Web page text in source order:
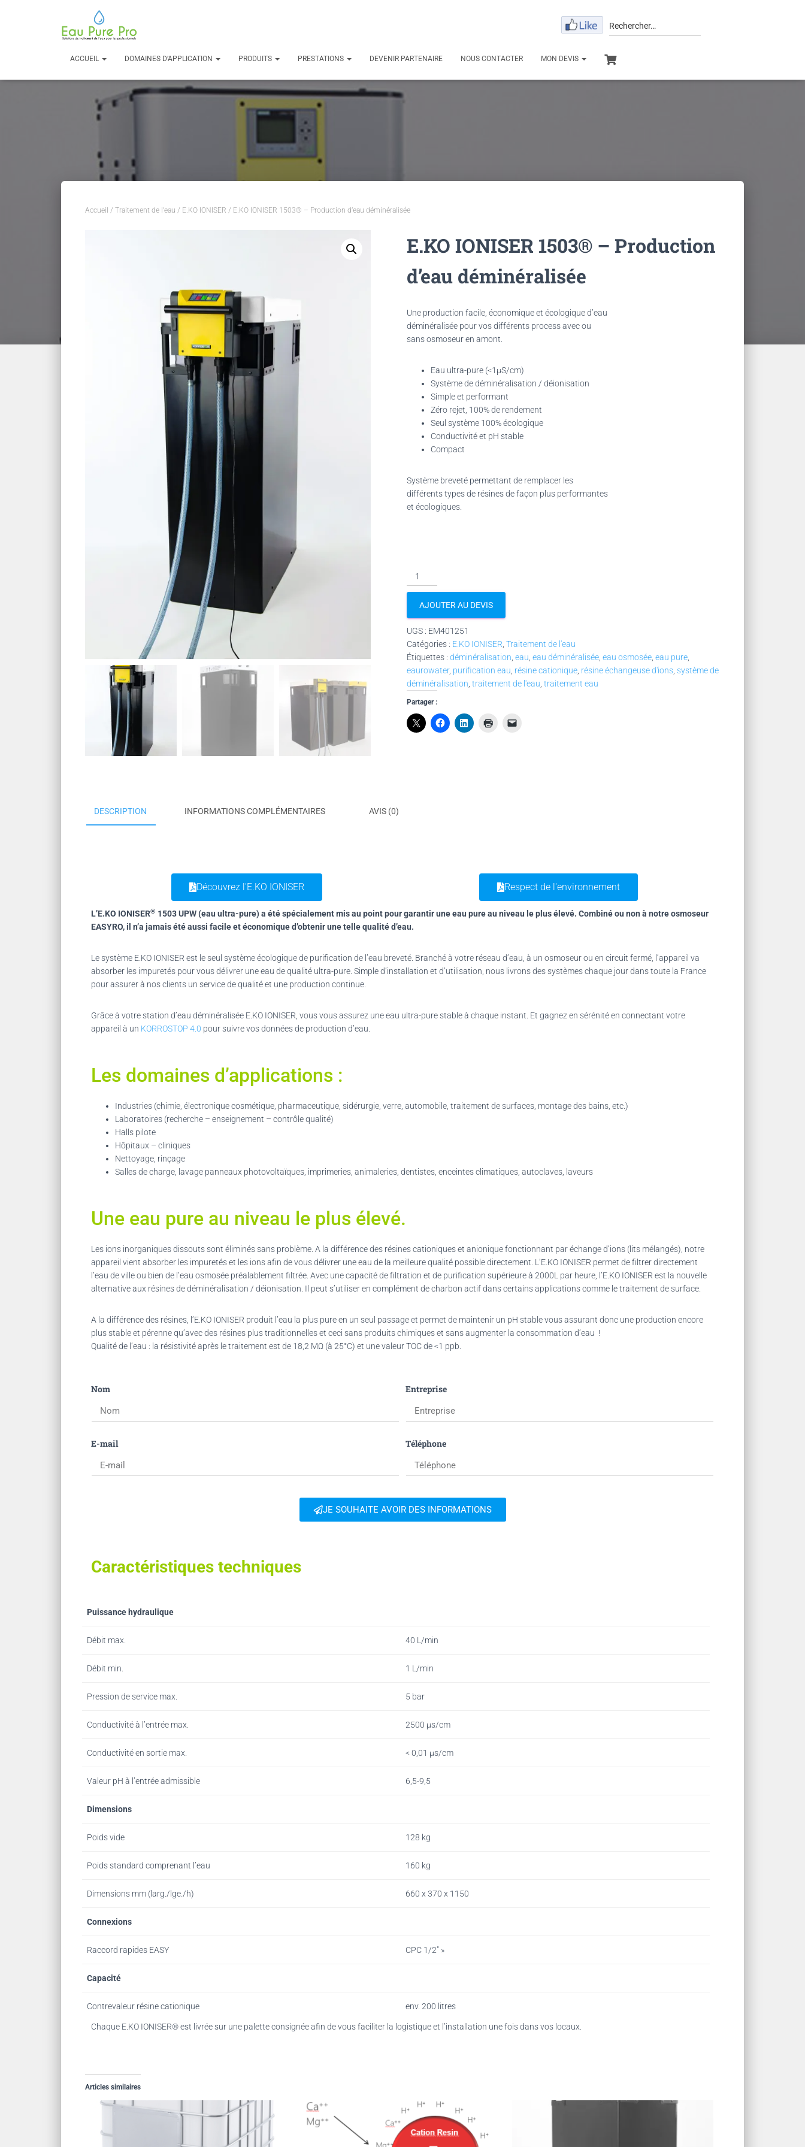
Rechercher…
ACCUEIL DOMAINES D’APPLICATION PRODUITS PRESTATIONS DEVENIR PARTENAIRE NOUS CONTACTER MON DEVIS
Accueil / Traitement de l'eau / E.KO IONISER / E.KO IONISER 1503® – Production d’eau déminéralisée
E.KO IONISER 1503® – Production
d’eau déminéralisée
Une production facile, économique et écologique d’eau
déminéralisée pour vos différents process avec ou
sans osmoseur en amont.
Eau ultra-pure (<1µS/cm)
Système de déminéralisation / déionisation
Simple et performant
Zéro rejet, 100% de rendement
Seul système 100% écologique
Conductivité et pH stable
Compact
Système breveté permettant de remplacer les
différents types de résines de façon plus performantes
et écologiques.
AJOUTER AU DEVIS
UGS : EM401251
Catégories : E.KO IONISER Traitement de l'eau
Étiquettes : déminéralisation eau eau déminéralisée eau osmosée eau pure
eaurowater, purification eau résine cationique résine échangeuse d'ions système de
déminéralisation traitement de l'eau traitement eau
Partager :
DESCRIPTION INFORMATIONS COMPLÉMENTAIRES AVIS (0)
Découvrez l'E.KO IONISER Respect de l'environnement
L’E.KO IONISER® 1503 UPW (eau ultra-pure) a été spécialement mis au point pour garantir une eau pure au niveau le plus élevé. Combiné ou non à notre osmoseur
EASYRO, il n’a jamais été aussi facile et économique d’obtenir une telle qualité d’eau.
Le système E.KO IONISER est le seul système écologique de purification de l’eau breveté. Branché à votre réseau d’eau, à un osmoseur ou en circuit fermé, l’appareil va
absorber les impuretés pour vous délivrer une eau de qualité ultra-pure. Simple d’installation et d’utilisation, nous livrons des systèmes chaque jour dans toute la France
pour assurer à nos clients un service de qualité et une production continue.
Grâce à votre station d’eau déminéralisée E.KO IONISER, vous vous assurez une eau ultra-pure stable à chaque instant. Et gagnez en sérénité en connectant votre
appareil à un KORROSTOP 4.0 pour suivre vos données de production d’eau.
Les domaines d’applications :
Industries (chimie, électronique cosmétique, pharmaceutique, sidérurgie, verre, automobile, traitement de surfaces, montage des bains, etc.)
Laboratoires (recherche – enseignement – contrôle qualité)
Halls pilote
Hôpitaux – cliniques
Nettoyage, rinçage
Salles de charge, lavage panneaux photovoltaïques, imprimeries, animaleries, dentistes, enceintes climatiques, autoclaves, laveurs
Une eau pure au niveau le plus élevé.
Les ions inorganiques dissouts sont éliminés sans problème. A la différence des résines cationiques et anionique fonctionnant par échange d’ions (lits mélangés), notre
appareil vient absorber les impuretés et les ions afin de vous délivrer une eau de la meilleure qualité possible directement. L’E.KO IONISER permet de filtrer directement
l’eau de ville ou bien de l’eau osmosée préalablement filtrée. Avec une capacité de filtration et de purification supérieure à 2000L par heure, l’E.KO IONISER est la nouvelle
alternative aux résines de déminéralisation / déionisation. Il peut s’utiliser en complément de charbon actif dans certains applications comme le traitement de surface.
A la différence des résines, l’E.KO IONISER produit l’eau la plus pure en un seul passage et permet de maintenir un pH stable vous assurant donc une production encore
plus stable et pérenne qu’avec des résines plus traditionnelles et ceci sans produits chimiques et sans augmenter la consommation d’eau !
Qualité de l’eau : la résistivité après le traitement est de 18,2 MΩ (à 25°C) et une valeur TOC de <1 ppb.
Nom Entreprise
E-mail Téléphone
JE SOUHAITE AVOIR DES INFORMATIONS
Caractéristiques techniques
Puissance hydraulique
Débit max. 40 L/min
Débit min. 1 L/min
Pression de service max. 5 bar
Conductivité à l’entrée max. 2500 µs/cm
Conductivité en sortie max. < 0,01 µs/cm
Valeur pH à l’entrée admissible 6,5-9,5
Dimensions
Poids vide 128 kg
Poids standard comprenant l’eau 160 kg
Dimensions mm (larg./lge./h) 660 x 370 x 1150
Connexions
Raccord rapides EASY CPC 1/2″ »
Capacité
Contrevaleur résine cationique env. 200 litres
Chaque E.KO IONISER® est livrée sur une palette consignée afin de vous faciliter la logistique et l’installation une fois dans vos locaux.
Articles similaires